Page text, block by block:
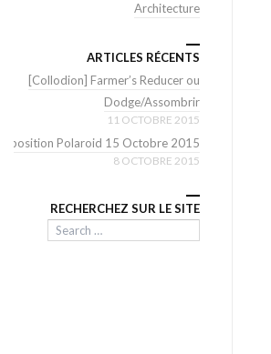
Architecture
ARTICLES RÉCENTS
[Collodion] Farmer’s Reducer ou
Dodge/Assombrir
11 OCTOBRE 2015
Polaroid 15 Octobre 2015
8 OCTOBRE 2015
RECHERCHEZ SUR LE SITE